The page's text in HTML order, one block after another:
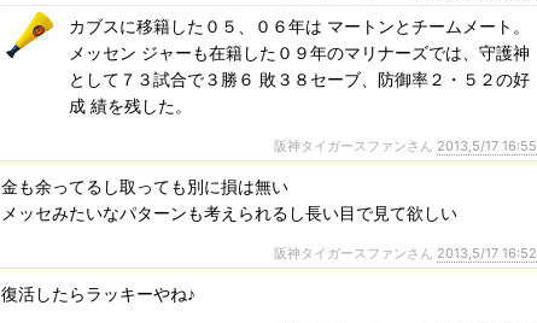
カブスに移籍した０５、０６年は マートンとチームメート。
メッセン ジャーも在籍した０９年のマリナーズでは、守護神
として７３試合で３勝６ 敗３８セーブ、防御率２・５２の好
成 績を残した。
阪神タイガースファンさん 2013,5/17 16:55
金も余ってるし取っても別に損は無い
メッセみたいなパターンも考えられるし長い目で見て欲しい
阪神タイガースファンさん 2013,5/17 16:52
復活したらラッキーやね♪